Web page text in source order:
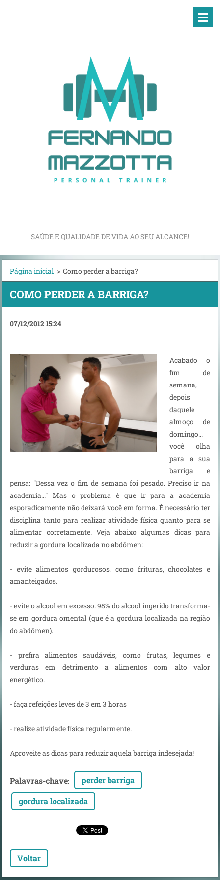
SAÚDE E QUALIDADE DE VIDA AO SEU ALCANCE!
Página inicial > Como perder a barriga?
COMO PERDER A BARRIGA?
07/12/2012 15:24
Acabado o
fim de
semana,
depois
daquele
almoço de
domingo...
você olha
para a sua
barriga e
pensa: "Dessa vez o fim de semana foi pesado. Preciso ir na
academia..." Mas o problema é que ir para a academia
esporadicamente não deixará você em forma. É necessário ter
disciplina tanto para realizar atividade física quanto para se
alimentar corretamente. Veja abaixo algumas dicas para
reduzir a gordura localizada no abdômen:
- evite alimentos gordurosos, como frituras, chocolates e
amanteigados.
- evite o alcool em excesso. 98% do alcool ingerido transforma-
se em gordura omental (que é a gordura localizada na região
do abdômen).
- prefira alimentos saudáveis, como frutas, legumes e
verduras em detrimento a alimentos com alto valor
energético.
- faça refeições leves de 3 em 3 horas
- realize atividade física regularmente.
Aproveite as dicas para reduzir aquela barriga indesejada!
Palavras-chave: perder barriga
gordura localizada
Voltar